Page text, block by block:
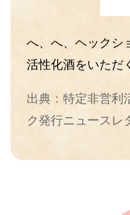
第39回 肌とHSP
第38回 運動の話
第37回 傷の治り
第33回 抗生物質
へ、へ、ヘックシ
活性化酒をいただ
出典：特定非営利
ク発行ニュースレ